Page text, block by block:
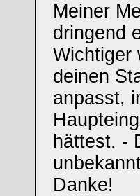
Meiner
dringend
Wichtiger
deinen
anpasst,
hättest. -
Danke!